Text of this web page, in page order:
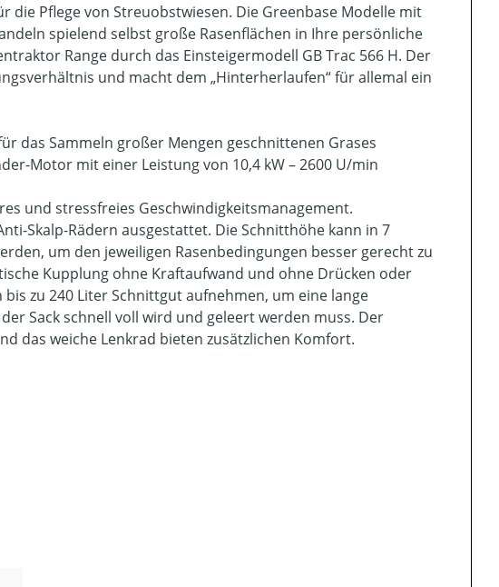
die Pflege von Streuobstwiesen. Die Greenbase Modelle mit
spielend selbst große Rasenflächen in Ihre persönliche
Range durch das Einsteigermodell GB Trac 566 H. Der
und macht dem „Hinterherlaufen“ für allemal ein
das Sammeln großer Mengen geschnittenen Grases
Motor mit einer Leistung von 10,4 kW – 2600 U/min
und stressfreies Geschwindigkeitsmanagement.
Skalp-Rädern ausgestattet. Die Schnitthöhe kann in 7
um den jeweiligen Rasenbedingungen besser gerecht zu
Kupplung ohne Kraftaufwand und ohne Drücken oder
zu 240 Liter Schnittgut aufnehmen, um eine lange
Sack schnell voll wird und geleert werden muss. Der
das weiche Lenkrad bieten zusätzlichen Komfort.